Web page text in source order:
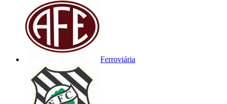
Ferroviária